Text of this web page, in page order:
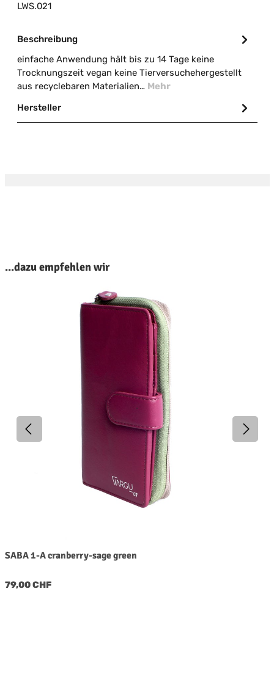
LWS.021
Beschreibung
einfache Anwendung hält bis zu 14 Tage keine
Trocknungszeit vegan keine Tierversuchehergestellt
aus recyclebaren Materialien… Mehr
Hersteller
...dazu empfehlen wir
SABA 1-A cranberry-sage green
Regulärer Preis:
79,00 CHF